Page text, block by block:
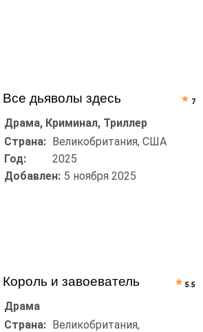
Все дьяволы здесь
Драма, Криминал, Триллер
Страна: Великобритания, США
Год:
2025
Добавлен: 5 ноября 2025
7
Король и завоеватель
Драма
Страна: Великобритания,
5.5